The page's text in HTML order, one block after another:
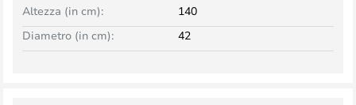
Altezza (in cm):
140
Diametro (in cm):
42